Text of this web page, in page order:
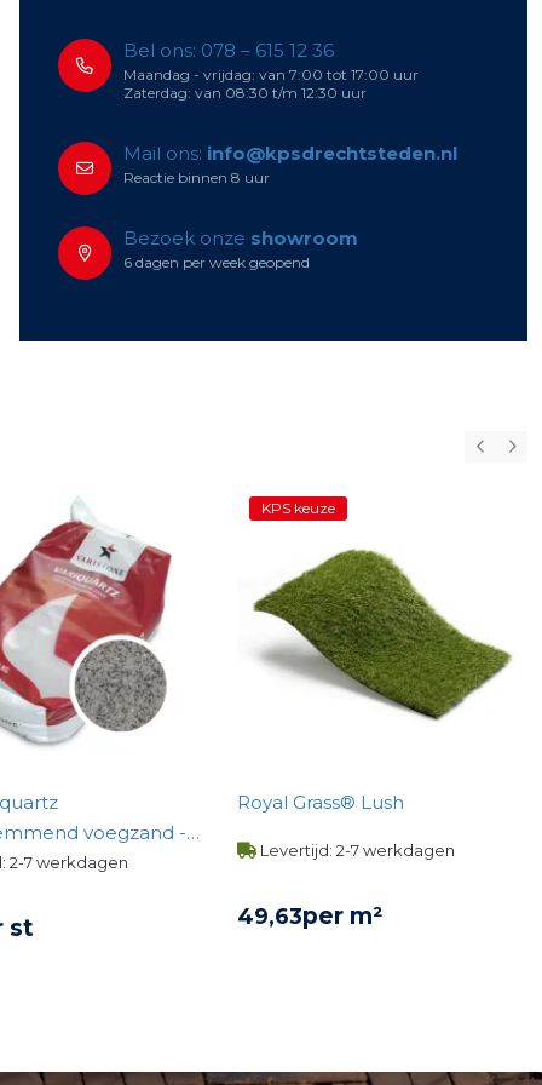
Bel ons: 078 – 615 12 36
Maandag - vrijdag: van 7:00 tot 17:00 uur
Zaterdag: van 08:30 t/m 12:30 uur
Mail ons: info@kpsdrechtsteden.nl
Reactie binnen 8 uur
Bezoek onze showroom
6 dagen per week geopend
voegzand -
2-7 werkdagen
st
KPS keuze
Royal Grass® Lush
Levertijd: 2-7 werkdagen
49,63per m²